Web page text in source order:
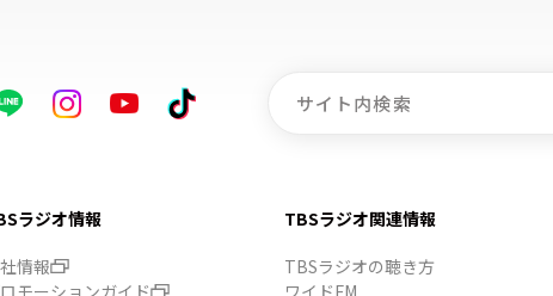
ラジオ情報
情報
モーションガイド
TBSラジオ関連情報
TBSラジオの聴き方
ワイドFM